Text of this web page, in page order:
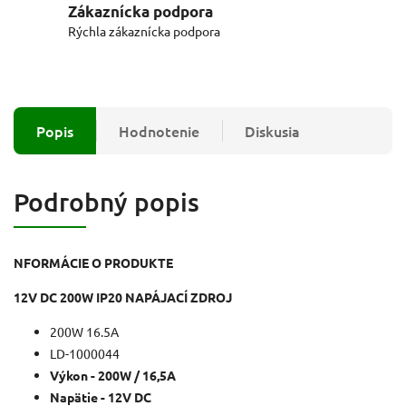
Zákaznícka podpora
Rýchla zákaznícka podpora
Popis Hodnotenie Diskusia
Podrobný popis
NFORMÁCIE O PRODUKTE
12V DC 200W IP20 NAPÁJACÍ ZDROJ
200W 16.5A
LD-1000044
Výkon - 200W / 16,5A
Napätie - 12V DC